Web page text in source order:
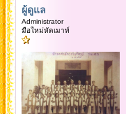
ผู้ดูแล
Administrator
มือใหม่หัดเมาท์